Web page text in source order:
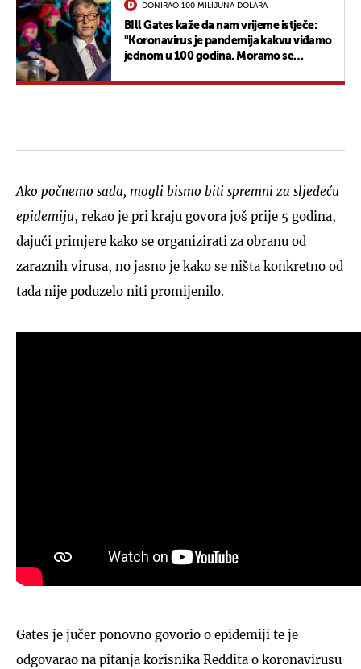
DONIRAO 100 MILIJUNA DOLARA
BIll Gates kaže da nam vrijeme istječe:
"Koronavirus je pandemija kakvu viđamo
jednom u 100 godina. Moramo se
Ako počnemo sada, mogli bismo biti spremni za sljedeću
epidemiju, rekao je pri kraju govora još prije 5 godina,
dajući primjere kako se organizirati za obranu od
zaraznih virusa, no jasno je kako se ništa konkretno od
tada nije poduzelo niti promijenilo.
Gates je jučer ponovno govorio o epidemiji te je
odgovarao na pitanja korisnika Reddita o koronavirusu